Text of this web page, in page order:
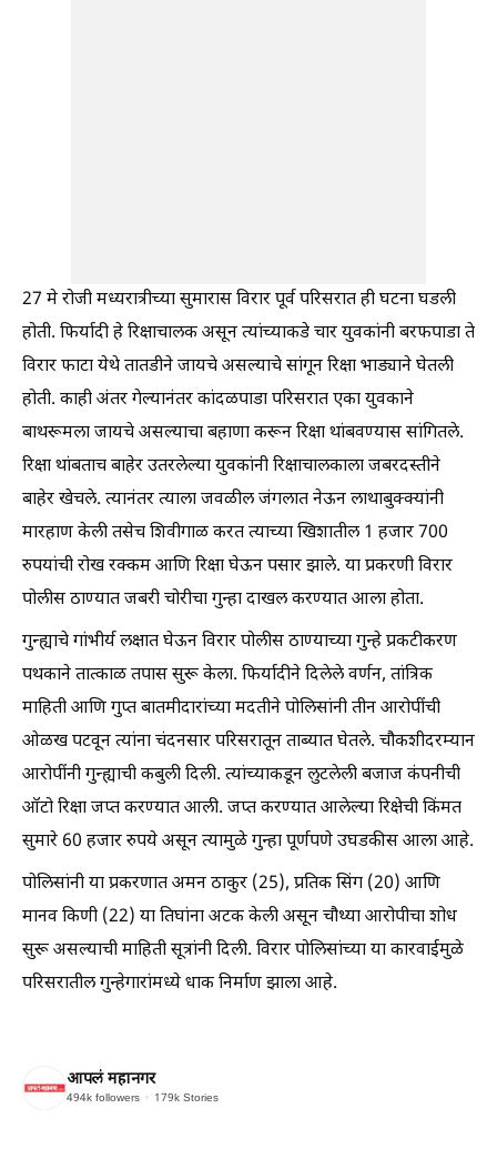
27 मे रोजी मध्यरात्रीच्या सुमारास विरार पूर्व परिसरात ही घटना घडली
होती. फिर्यादी हे रिक्षाचालक असून त्यांच्याकडे चार युवकांनी बरफपाडा ते
विरार फाटा येथे तातडीने जायचे असल्याचे सांगून रिक्षा भाड्याने घेतली
होती. काही अंतर गेल्यानंतर कांदळपाडा परिसरात एका युवकाने
बाथरूमला जायचे असल्याचा बहाणा करून रिक्षा थांबवण्यास सांगितले.
रिक्षा थांबताच बाहेर उतरलेल्या युवकांनी रिक्षाचालकाला जबरदस्तीने
बाहेर खेचले. त्यानंतर त्याला जवळील जंगलात नेऊन लाथाबुक्क्यांनी
मारहाण केली तसेच शिवीगाळ करत त्याच्या खिशातील 1 हजार 700
रुपयांची रोख रक्कम आणि रिक्षा घेऊन पसार झाले. या प्रकरणी विरार
पोलीस ठाण्यात जबरी चोरीचा गुन्हा दाखल करण्यात आला होता.
गुन्ह्याचे गांभीर्य लक्षात घेऊन विरार पोलीस ठाण्याच्या गुन्हे प्रकटीकरण
पथकाने तात्काळ तपास सुरू केला. फिर्यादीने दिलेले वर्णन, तांत्रिक
माहिती आणि गुप्त बातमीदारांच्या मदतीने पोलिसांनी तीन आरोपींची
ओळख पटवून त्यांना चंदनसार परिसरातून ताब्यात घेतले. चौकशीदरम्यान
आरोपींनी गुन्ह्याची कबुली दिली. त्यांच्याकडून लुटलेली बजाज कंपनीची
ऑटो रिक्षा जप्त करण्यात आली. जप्त करण्यात आलेल्या रिक्षेची किंमत
सुमारे 60 हजार रुपये असून त्यामुळे गुन्हा पूर्णपणे उघडकीस आला आहे.
पोलिसांनी या प्रकरणात अमन ठाकुर (25), प्रतिक सिंग (20) आणि
मानव किणी (22) या तिघांना अटक केली असून चौथ्या आरोपीचा शोध
सुरू असल्याची माहिती सूत्रांनी दिली. विरार पोलिसांच्या या कारवाईमुळे
परिसरातील गुन्हेगारांमध्ये धाक निर्माण झाला आहे.
आपलं महानगर
494k followers 179k Stories